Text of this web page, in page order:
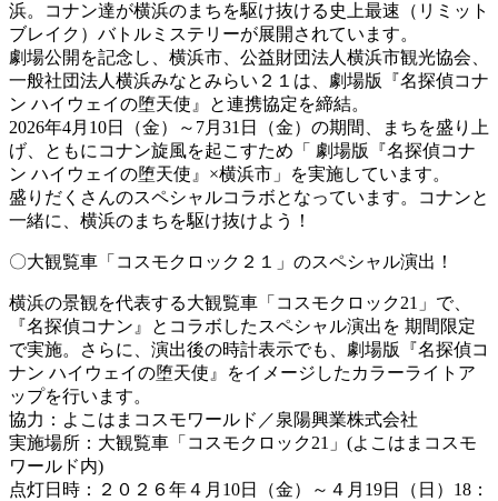
浜。コナン達が横浜のまちを駆け抜ける史上最速（リミット
ブレイク）バトルミステリーが展開されています。
劇場公開を記念し、横浜市、公益財団法人横浜市観光協会、
一般社団法人横浜みなとみらい２１は、劇場版『名探偵コナ
ン ハイウェイの堕天使』と連携協定を締結。
2026年4月10日（金）～7月31日（金）の期間、まちを盛り上
げ、ともにコナン旋風を起こすため「 劇場版『名探偵コナ
ン ハイウェイの堕天使』×横浜市」を実施しています。
盛りだくさんのスペシャルコラボとなっています。コナンと
一緒に、横浜のまちを駆け抜けよう！
〇大観覧車「コスモクロック２１」のスペシャル演出！
横浜の景観を代表する大観覧車「コスモクロック21」で、
『名探偵コナン』とコラボしたスペシャル演出を 期間限定
で実施。さらに、演出後の時計表示でも、劇場版『名探偵コ
ナン ハイウェイの堕天使』をイメージしたカラーライトア
ップを行います。
協力：よこはまコスモワールド／泉陽興業株式会社
実施場所：大観覧車「コスモクロック21」(よこはまコスモ
ワールド内)
点灯日時：２０２６年４月10日（金）～４月19日（日）18：